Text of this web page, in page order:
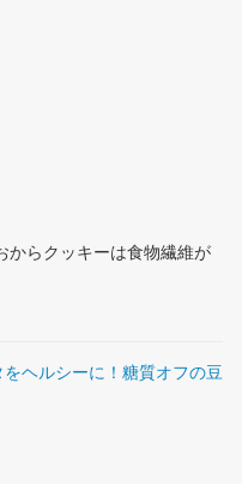
からクッキーは食物繊維が